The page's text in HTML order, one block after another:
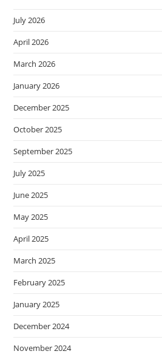
July 2026
April 2026
March 2026
January 2026
December 2025
October 2025
September 2025
July 2025
June 2025
May 2025
April 2025
March 2025
February 2025
January 2025
December 2024
November 2024